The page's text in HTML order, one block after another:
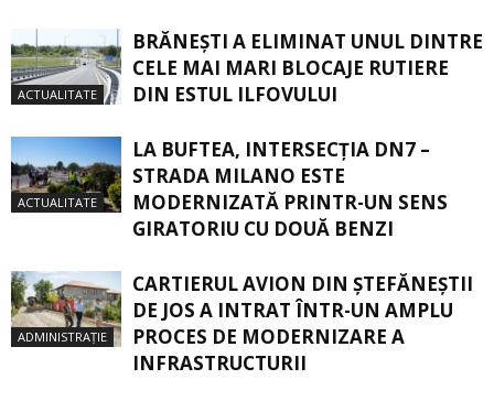
ACTUALITATE
BRĂNEȘTI A ELIMINAT UNUL DINTRE
CELE MAI MARI BLOCAJE RUTIERE
DIN ESTUL ILFOVULUI
ACTUALITATE
LA BUFTEA, INTERSECŢIA DN7 –
STRADA MILANO ESTE
MODERNIZATĂ PRINTR-UN SENS
GIRATORIU CU DOUĂ BENZI
ADMINISTRAȚIE
CARTIERUL AVION DIN ŞTEFĂNEŞTII
DE JOS A INTRAT ÎNTR-UN AMPLU
PROCES DE MODERNIZARE A
INFRASTRUCTURII